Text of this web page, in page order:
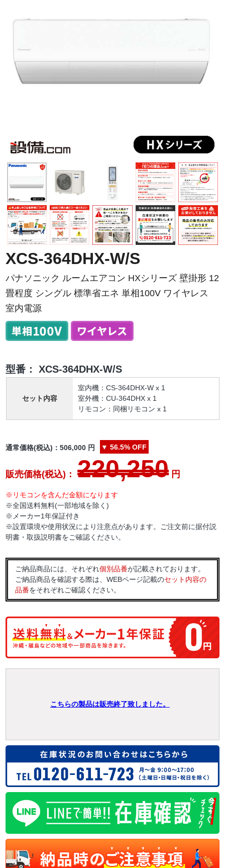
XCS-364DHX-W/S
パナソニック ルームエアコン HXシリーズ 壁掛形 12
畳程度 シングル 標準省エネ 単相100V ワイヤレス
室内電源
型番： XCS-364DHX-W/S
セット内容
室内機：CS-364DHX-W x 1
室外機：CU-364DHX x 1
リモコン：同梱リモコン x 1
通常価格(税込)：506,000 円 ▼ 56.5% OFF
販売価格(税込)：220,250円
※リモコンを含んだ金額になります
※全国送料無料(一部地域を除く)
※メーカー1年保証付き
※設置環境や使用状況により注意点があります。ご注文前に据付説
明書・取扱説明書をご確認ください。
ご納品商品には、それぞれ個別品番が記載されております。
ご納品商品を確認する際は、WEBページ記載のセット内容の
品番をそれぞれご確認ください。
こちらの製品は販売終了致しました。